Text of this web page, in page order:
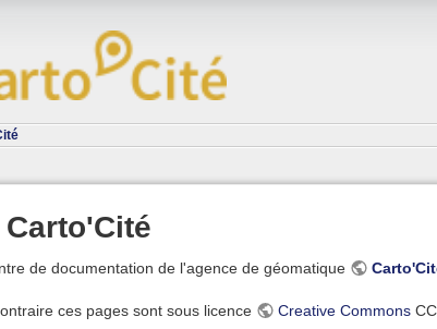
de documentation de l'agence de géomatique
ces pages sont sous licence Creative Commons